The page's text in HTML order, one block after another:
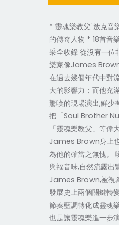
* 靈魂樂教父˙放克音
的傳奇人物 * 18首音
采全收錄 從沒有一位
樂家像James
在過去幾個年代中對
大的影響力；而他充
驚嘆的現場演出,鮮少
把「Soul Brother
「靈魂樂教父」等偉
James Brown身上
為他的確當之無愧。
與福音味,自然流露出
James Brown,被視
發展史上兩個關鍵轉
節奏藍調轉化成靈魂
也是讓靈魂樂進一步